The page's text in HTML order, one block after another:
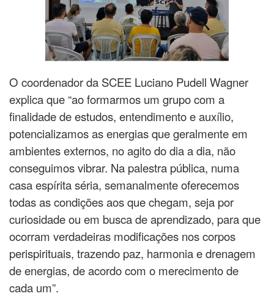
O coordenador da SCEE Luciano Pudell Wagner
explica que “ao formarmos um grupo com a
finalidade de estudos, entendimento e auxílio,
potencializamos as energias que geralmente em
ambientes externos, no agito do dia a dia, não
conseguimos vibrar. Na palestra pública, numa
casa espírita séria, semanalmente oferecemos
todas as condições aos que chegam, seja por
curiosidade ou em busca de aprendizado, para que
ocorram verdadeiras modificações nos corpos
perispirituais, trazendo paz, harmonia e drenagem
de energias, de acordo com o merecimento de
cada um”.